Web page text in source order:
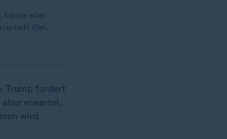
könne aber
Kiel.
Trump fordert
aber erwartet,
wird.